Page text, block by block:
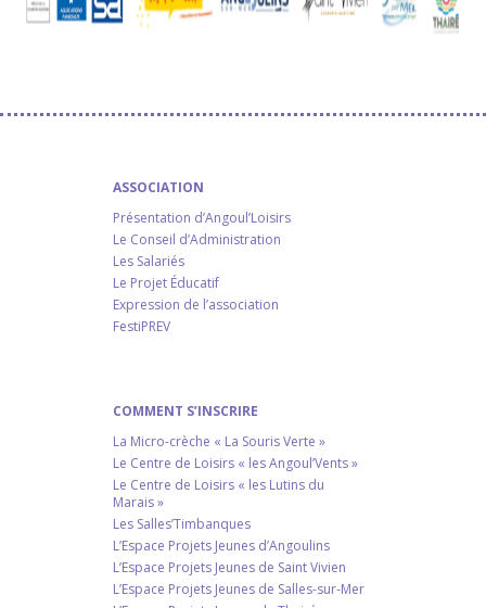
ASSOCIATION
Présentation d’Angoul’Loisirs
Le Conseil d’Administration
Les Salariés
Le Projet Éducatif
Expression de l’association
FestiPREV
COMMENT S’INSCRIRE
La Micro-crèche « La Souris Verte »
Le Centre de Loisirs « les Angoul’Vents »
Le Centre de Loisirs « les Lutins du
Marais »
Les Salles’Timbanques
L’Espace Projets Jeunes d’Angoulins
L’Espace Projets Jeunes de Saint Vivien
L’Espace Projets Jeunes de Salles-sur-Mer